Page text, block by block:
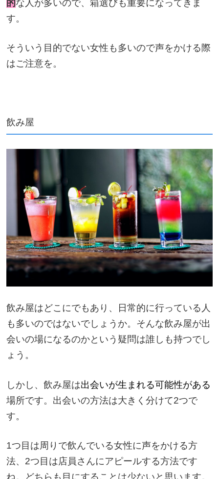
的な人が多いので、箱選びも重要になってきま
す。
そういう目的でない女性も多いので声をかける際
はご注意を。
飲み屋
飲み屋はどこにでもあり、日常的に行っている人
も多いのではないでしょうか。そんな飲み屋が出
会いの場になるのかという疑問は誰しも持つでし
ょう。
しかし、飲み屋は出会いが生まれる可能性がある
場所です。出会いの方法は大きく分けて2つで
す。
1つ目は周りで飲んでいる女性に声をかける方
法、2つ目は店員さんにアピールする方法です